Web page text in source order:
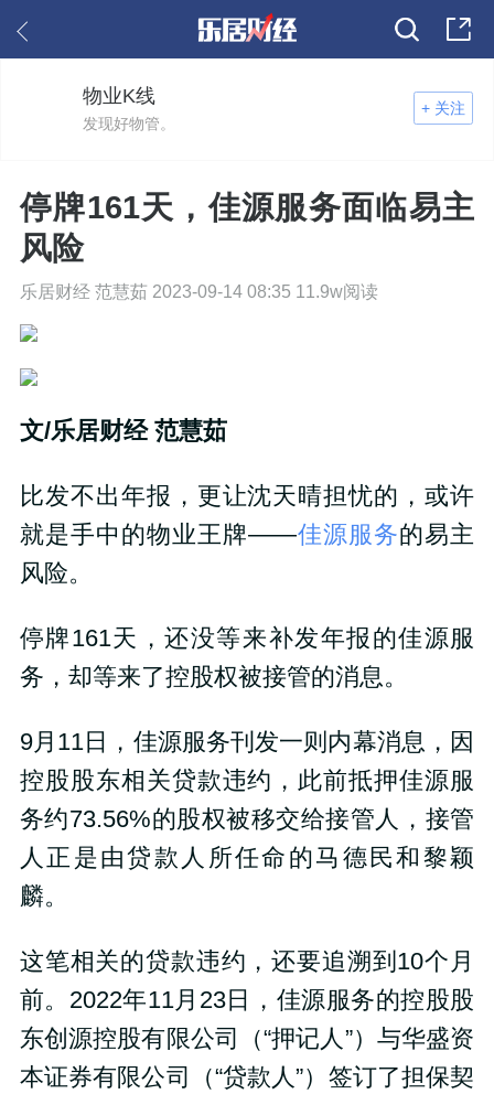
+ 关注
物业K线
发现好物管。
停牌161天，佳源服务面临易主
风险
乐居财经 范慧茹 2023-09-14 08:35 11.9w阅读
文/乐居财经 范慧茹
比发不出年报，更让沈天晴担忧的，或许
就是手中的物业王牌——佳源服务的易主
风险。
停牌161天，还没等来补发年报的佳源服
务，却等来了控股权被接管的消息。
9月11日，佳源服务刊发一则内幕消息，因
控股股东相关贷款违约，此前抵押佳源服
务约73.56%的股权被移交给接管人，接管
人正是由贷款人所任命的马德民和黎颖
麟。
这笔相关的贷款违约，还要追溯到10个月
前。2022年11月23日，佳源服务的控股股
东创源控股有限公司（“押记人”）与华盛资
本证券有限公司（“贷款人”）签订了担保契